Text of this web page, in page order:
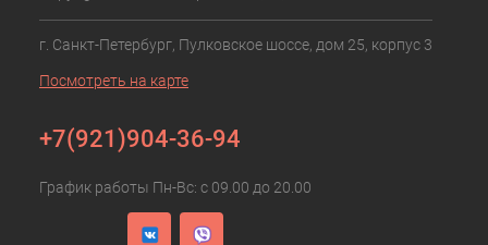
г. Санкт-Петербург, Пулковское шоссе, дом 25, корпус 3
Посмотреть на карте
+7(921)904-36-94
График работы Пн-Вс: с 09.00 до 20.00